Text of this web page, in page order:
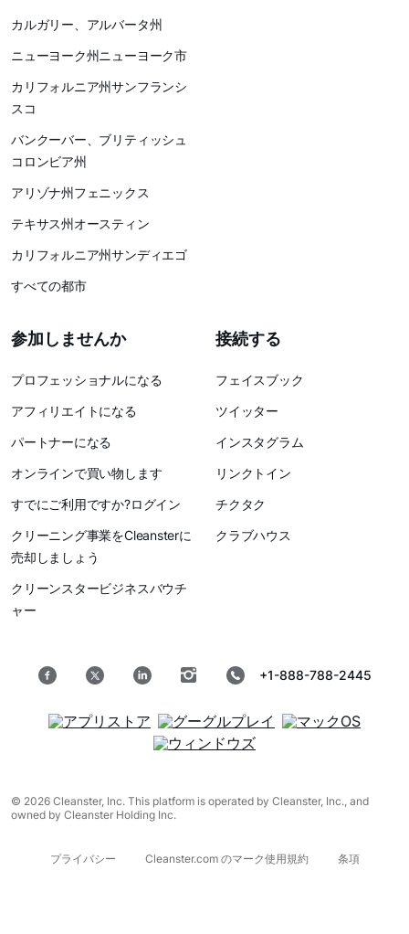
カルガリー、アルバータ州
ニューヨーク州ニューヨーク市
カリフォルニア州サンフランシ
スコ
バンクーバー、ブリティッシュ
コロンビア州
アリゾナ州フェニックス
テキサス州オースティン
カリフォルニア州サンディエゴ
すべての都市
参加しませんか
プロフェッショナルになる
アフィリエイトになる
パートナーになる
オンラインで買い物します
すでにご利用ですか?ログイン
クリーニング事業をCleansterに
売却しましょう
クリーンスタービジネスバウチ
ャー
接続する
フェイスブック
ツイッター
インスタグラム
リンクトイン
チクタク
クラブハウス
+1-888-788-2445
© 2026 Cleanster, Inc. This platform is operated by Cleanster, Inc., and
owned by Cleanster Holding Inc.
プライバシー Cleanster.com のマーク使用規約 条項